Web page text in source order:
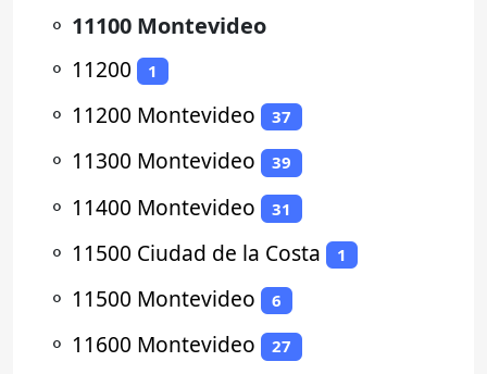
⚬ 11100 Montevideo
⚬ 11200 1
⚬ 11200 Montevideo 37
⚬ 11300 Montevideo 39
⚬ 11400 Montevideo 31
⚬ 11500 Ciudad de la Costa 1
⚬ 11500 Montevideo 6
⚬ 11600 Montevideo 27